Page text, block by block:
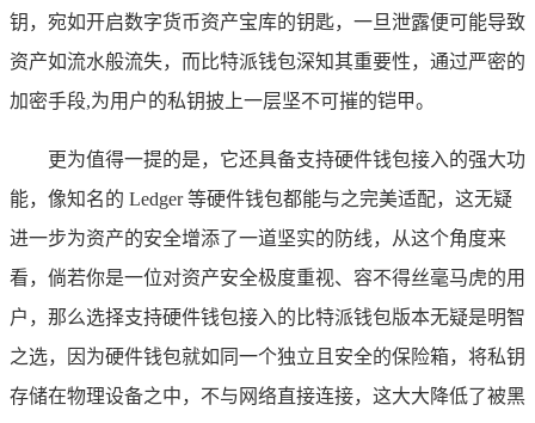
钥，宛如开启数字货币资产宝库的钥匙，一旦泄露便可能导致
资产如流水般流失，而比特派钱包深知其重要性，通过严密的
加密手段,为用户的私钥披上一层坚不可摧的铠甲。
更为值得一提的是，它还具备支持硬件钱包接入的强大功
能，像知名的 Ledger 等硬件钱包都能与之完美适配，这无疑
进一步为资产的安全增添了一道坚实的防线，从这个角度来
看，倘若你是一位对资产安全极度重视、容不得丝毫马虎的用
户，那么选择支持硬件钱包接入的比特派钱包版本无疑是明智
之选，因为硬件钱包就如同一个独立且安全的保险箱，将私钥
存储在物理设备之中，不与网络直接连接，这大大降低了被黑